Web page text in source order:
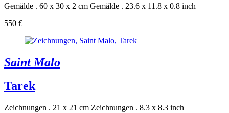
Gemälde . 60 x 30 x 2 cm Gemälde . 23.6 x 11.8 x 0.8 inch
550 €
Saint Malo
Tarek
Zeichnungen . 21 x 21 cm Zeichnungen . 8.3 x 8.3 inch